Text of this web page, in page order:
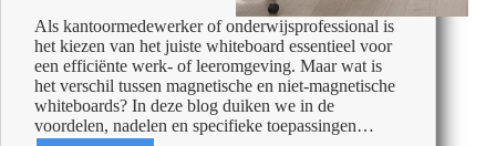
Als kantoormedewerker of onderwijsprofessional is
het kiezen van het juiste whiteboard essentieel voor
een efficiënte werk- of leeromgeving. Maar wat is
het verschil tussen magnetische en niet-magnetische
whiteboards? In deze blog duiken we in de
voordelen, nadelen en specifieke toepassingen…